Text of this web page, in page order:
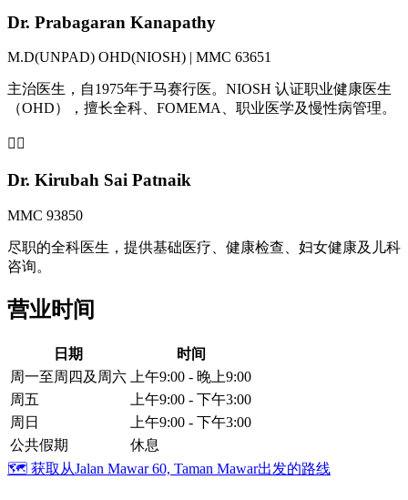
Dr. Prabagaran Kanapathy
M.D(UNPAD) OHD(NIOSH) | MMC 63651
主治医生，自1975年于马赛行医。NIOSH 认证职业健康医生
（OHD），擅长全科、FOMEMA、职业医学及慢性病管理。
👩‍⚕️
Dr. Kirubah Sai Patnaik
MMC 93850
尽职的全科医生，提供基础医疗、健康检查、妇女健康及儿科
咨询。
营业时间
日期
时间
周一至周四及周六
上午9:00 - 晚上9:00
周五
上午9:00 - 下午3:00
周日
上午9:00 - 下午3:00
公共假期
休息
🗺️ 获取从Jalan Mawar 60, Taman Mawar出发的路线